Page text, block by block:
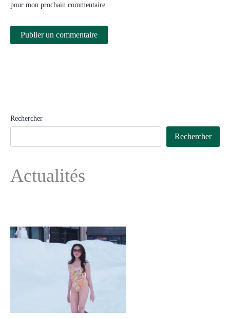
pour mon prochain commentaire.
Rechercher
Rechercher
Actualités